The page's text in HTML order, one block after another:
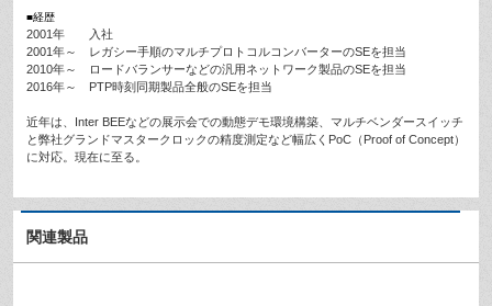
■経歴
2001年 入社
2001年～ レガシー手順のマルチプロトコルコンバーターのSEを担当
2010年～ ロードバランサーなどの汎用ネットワーク製品のSEを担当
2016年～ PTP時刻同期製品全般のSEを担当
近年は、Inter BEEなどの展示会での動態デモ環境構築、マルチベンダースイッチ
と弊社グランドマスタークロックの精度測定など幅広くPoC（Proof of Concept）
に対応。現在に至る。
関連製品